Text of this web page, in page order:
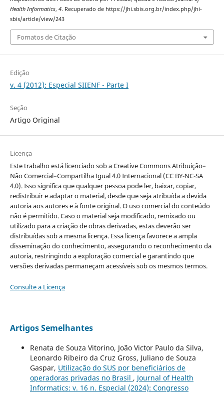
Health Informatics, 4. Recuperado de https://jhi.sbis.org.br/index.php/jhi-
sbis/article/view/243
Fomatos de Citação
Edição
v. 4 (2012): Especial SIIENF - Parte I
Seção
Artigo Original
Licença
Este trabalho está licenciado sob a Creative Commons Atribuição–
Não Comercial–Compartilha Igual 4.0 Internacional (CC BY-NC-SA
4.0). Isso significa que qualquer pessoa pode ler, baixar, copiar,
redistribuir e adaptar o material, desde que seja atribuída a devida
autoria aos autores e à fonte original. O uso comercial do conteúdo
não é permitido. Caso o material seja modificado, remixado ou
utilizado para a criação de obras derivadas, estas deverão ser
distribuídas sob a mesma licença. Essa licença favorece a ampla
disseminação do conhecimento, assegurando o reconhecimento da
autoria, restringindo a exploração comercial e garantindo que
versões derivadas permaneçam acessíveis sob os mesmos termos.
Consulte a Licença
Artigos Semelhantes
Renata de Souza Vitorino, João Victor Paulo da Silva,
Leonardo Ribeiro da Cruz Gross, Juliano de Souza
Gaspar, Utilização do SUS por beneficiários de
operadoras privadas no Brasil , Journal of Health
Informatics: v. 16 n. Especial (2024): Congresso